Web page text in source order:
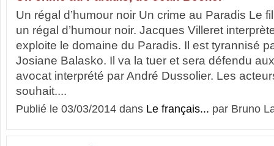
Un régal d’humour noir Un crime au Paradis Le
un régal d’humour noir. Jacques Villeret
exploite le domaine du Paradis. Il est tyrannisé
Josiane Balasko. Il va la tuer et sera défendu
avocat interprété par André Dussolier. Les
souhait....
Publié le 03/03/2014 dans Le français... par Bruno